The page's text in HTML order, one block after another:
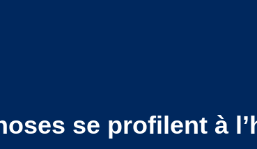
se profilent à